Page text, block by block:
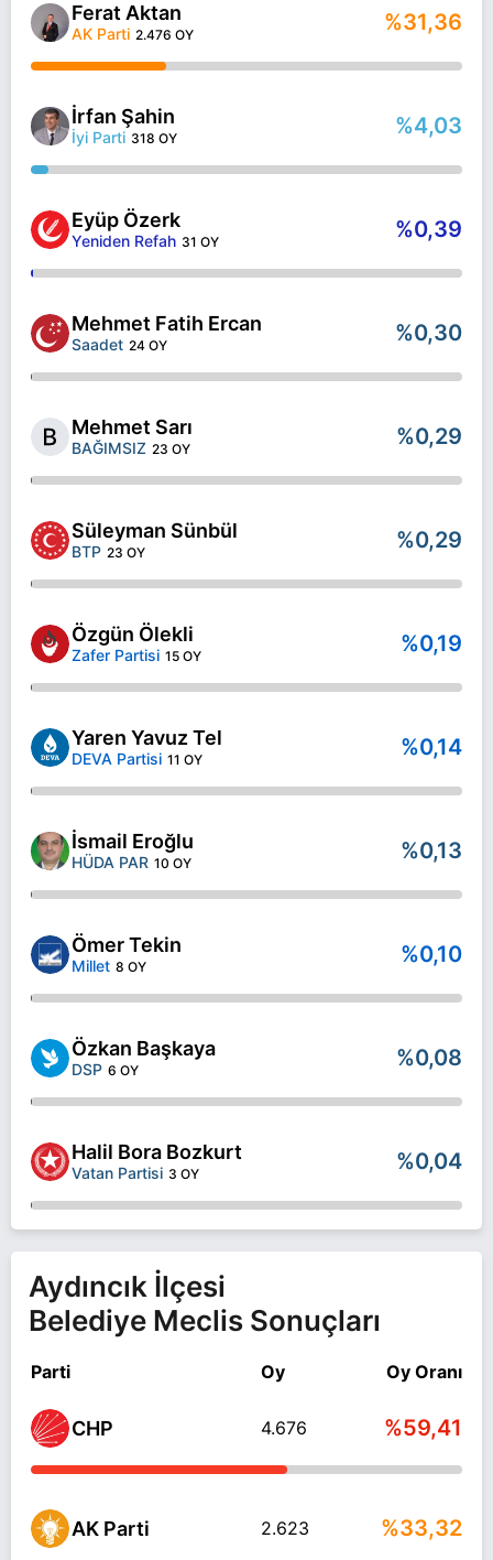
Ferat Aktan
AK Parti 2.476 OY %31,36
İrfan Şahin
İyi Parti 318 OY %4,03
Eyüp Özerk
Yeniden Refah 31 OY %0,39
Mehmet Fatih Ercan
Saadet 24 OY %0,30
Mehmet Sarı
BAĞIMSIZ 23 OY %0,29
Süleyman Sünbül
BTP 23 OY %0,29
Özgün Ölekli
Zafer Partisi 15 OY %0,19
Yaren Yavuz Tel
DEVA Partisi 11 OY %0,14
İsmail Eroğlu
HÜDA PAR 10 OY %0,13
Ömer Tekin
Millet 8 OY %0,10
Özkan Başkaya
DSP 6 OY %0,08
Halil Bora Bozkurt
Vatan Partisi 3 OY %0,04
Aydıncık İlçesi
Belediye Meclis Sonuçları
Parti Oy Oy Oranı
CHP 4.676 %59,41
AK Parti 2.623 %33,32